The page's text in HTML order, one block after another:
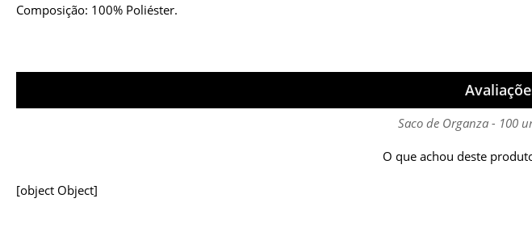
Composição: 100% Poliéster.
Saco de Organza - 100
O que achou deste
[object Object]